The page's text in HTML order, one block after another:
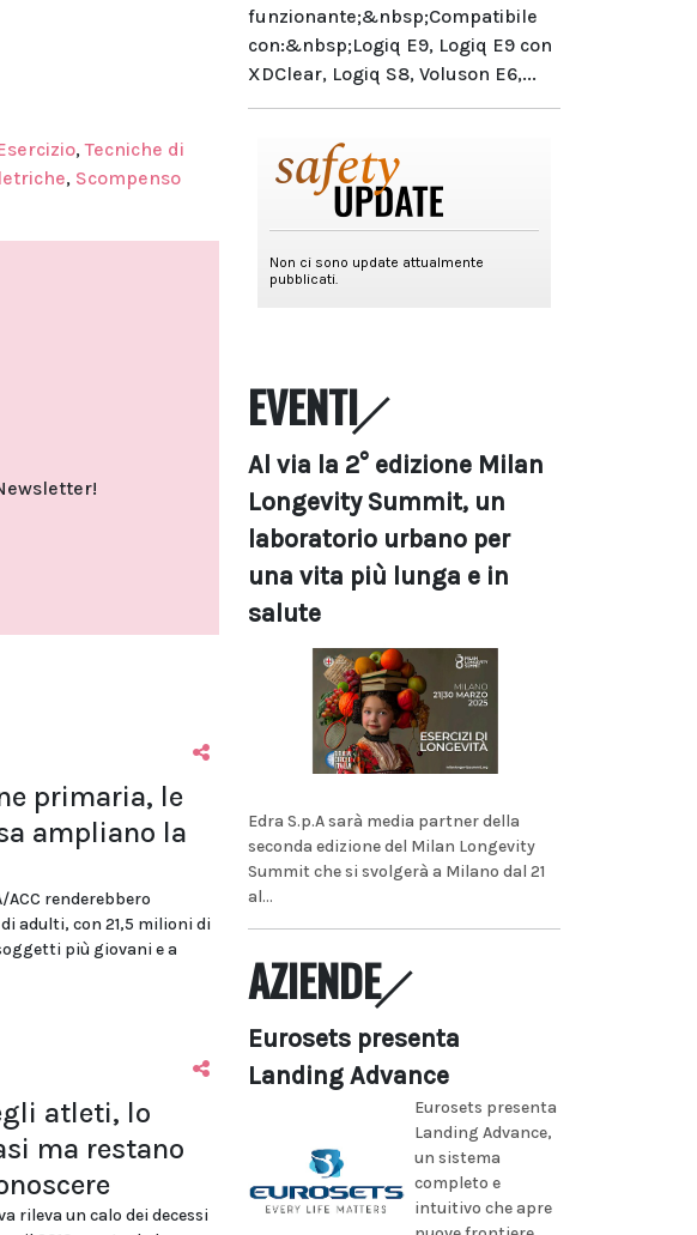
,Tecniche di
, Scompenso
primaria, le
ampliano la
renderebbero
adulti, con 21,5 milioni di
più giovani e a
atleti, lo
ma restano
rileva un calo dei decessi
funzionante;&nbsp;Compatibile
con:&nbsp;Logiq E9, Logiq E9 con
XDClear, Logiq S8, Voluson E6,...
EVENTI
Al via la 2° edizione Milan
Longevity Summit, un
laboratorio urbano per
una vita più lunga e in
salute
Edra S.p.A sarà media partner della
seconda edizione del Milan Longevity
Summit che si svolgerà a Milano dal 21
al...
AZIENDE
Eurosets presenta
Landing Advance
Eurosets presenta
Landing Advance,
un sistema
completo e
intuitivo che apre